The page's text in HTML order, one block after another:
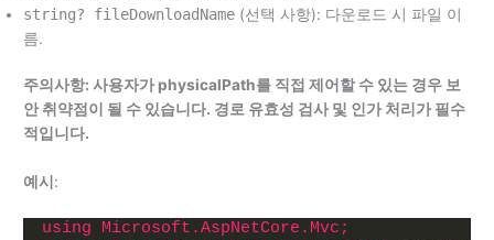
string? fileDownloadName (선택 사항): 다운로드 시 파일 이
름.
주의사항: 사용자가 physicalPath를 직접 제어할 수 있는 경우 보
안 취약점이 될 수 있습니다. 경로 유효성 검사 및 인가 처리가 필수
적입니다.
예시 :
using Microsoft.AspNetCore.Mvc;